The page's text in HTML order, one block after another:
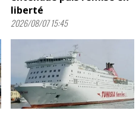
liberté
2026/08/07 15:45